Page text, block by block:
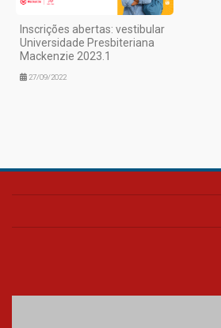
Inscrições abertas: vestibular
Universidade Presbiteriana
Mackenzie 2023.1
27/09/2022